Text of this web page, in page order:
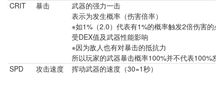
CRIT 暴击 ​
武器的强力一击
表示为发生概率（伤害倍率）
※如1%（2.0）代表有1%的概率触发2倍伤害的必
受DEX值及武器性能影响
※因为敌人也有对暴击的抵抗力
所以玩家的武器暴击概率100%并不代表100%发
SPD
攻击速度 挥动武器的速度（30=1秒）